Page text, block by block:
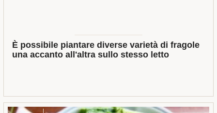
È possibile piantare diverse varietà di fragole
una accanto all'altra sullo stesso letto